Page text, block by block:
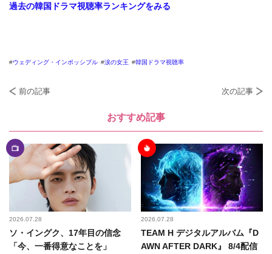
過去の韓国ドラマ視聴率ランキングをみる
ウェディング・インポッシブル 涙の女王 韓国ドラマ視聴率
前の記事 次の記事
おすすめ記事
2026.07.28
ソ・イングク、17年目の信念
「今、一番得意なことを」
2026.07.28
TEAM H デジタルアルバム『D
AWN AFTER DARK』 8/4配信